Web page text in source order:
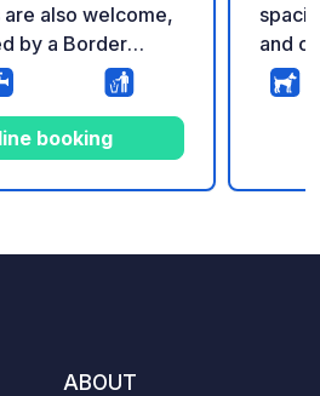
are also welcome,
by a Border
Beautiful walks,
are all around. Find
1.8-8.8,
-
booking
and
ABOUT